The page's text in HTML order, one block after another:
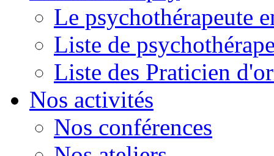
Le psychothérapeute
Liste de
Liste des Praticien
Nos activités
Nos conférences